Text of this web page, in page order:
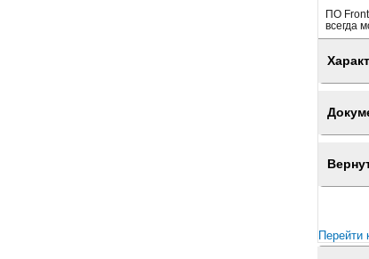
ПО
всегда
Перейти